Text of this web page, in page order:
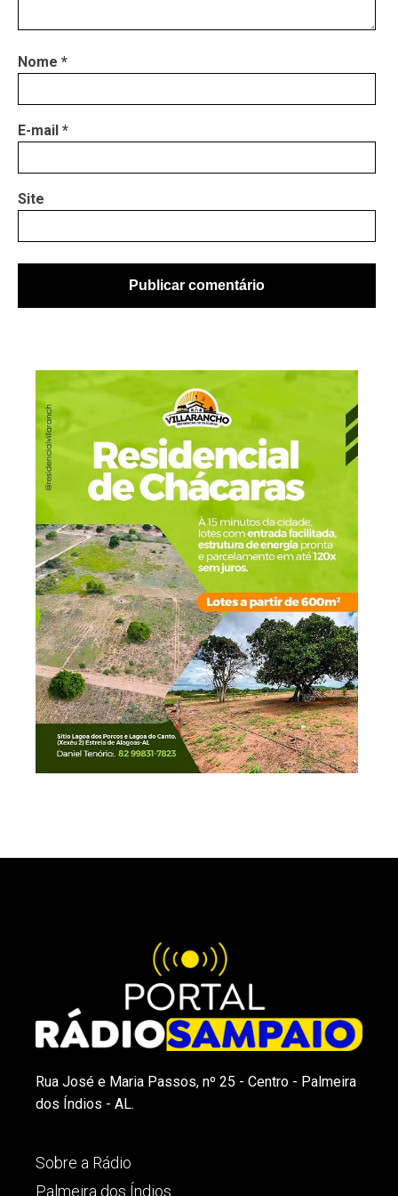
Nome *
E-mail *
Site
Rua José e Maria Passos, nº 25 - Centro - Palmeira
dos Índios - AL.
Sobre a Rádio
Palmeira dos Índios